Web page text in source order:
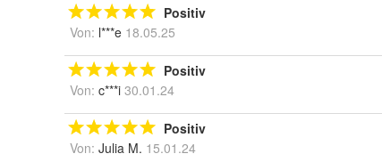
Positiv
Von: l***e 18.05.25
Positiv
Von: c***i 30.01.24
Positiv
Von: Julia M. 15.01.24